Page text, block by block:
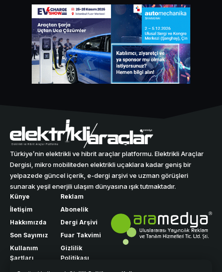
Türkiye’nin elektrikli ve hibrit araçlar platformu. Elektrikli Araçlar
Dergisi, mikro mobiliteden elektrikli uçaklara kadar geniş bir
yelpazede güncel içerik, e-dergi arşivi ve uzman görüşleri
sunarak yeşil enerjili ulaşım dünyasına ışık tutmaktadır.
Künye
İletişim
Hakkımızda
Son Sayımız
Kullanım
Şartları
Reklam
Abonelik
Dergi Arşivi
Fuar Takvimi
Gizlilik
Politikası